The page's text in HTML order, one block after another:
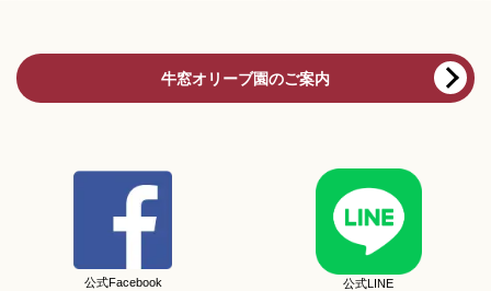
牛窓オリーブ園のご案内
公式Facebook
公式LINE